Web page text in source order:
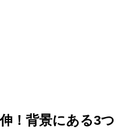
！背景にある3つ